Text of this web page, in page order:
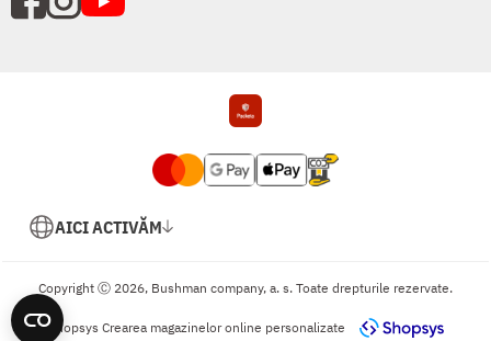
AICI ACTIVĂM
Copyright Ⓒ 2026, Bushman company, a. s. Toate drepturile rezervate.
Shopsys Crearea magazinelor online personalizate